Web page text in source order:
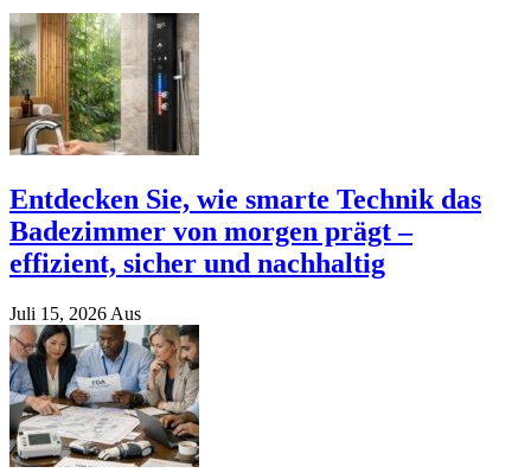
Entdecken Sie, wie smarte Technik das
Badezimmer von morgen prägt –
effizient, sicher und nachhaltig
Juli 15, 2026 Aus